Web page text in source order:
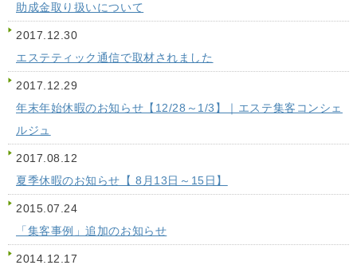
助成金取り扱いについて
2017.12.30
エステティック通信で取材されました
2017.12.29
年末年始休暇のお知らせ【12/28～1/3】｜エステ集客コンシェ
ルジュ
2017.08.12
夏季休暇のお知らせ【 8月13日～15日】
2015.07.24
「集客事例」追加のお知らせ
2014.12.17